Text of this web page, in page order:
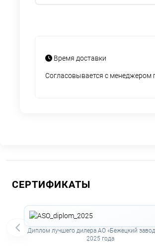
Время доставки
Согласовывается с менеджером
СЕРТИФИКАТЫ
Диплом лучшего дилера АО «Бежецкий
2025 года